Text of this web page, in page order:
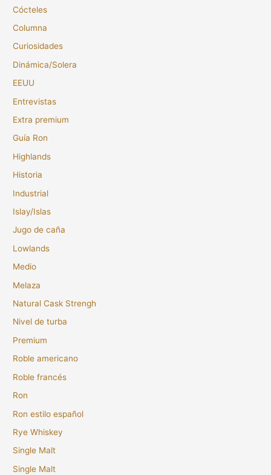
Cócteles
Columna
Curiosidades
Dinámica/Solera
EEUU
Entrevistas
Extra premium
Guía Ron
Highlands
Historia
Industrial
Islay/Islas
Jugo de caña
Lowlands
Medio
Melaza
Natural Cask Strengh
Nivel de turba
Premium
Roble americano
Roble francés
Ron
Ron estilo español
Rye Whiskey
Single Malt
Single Malt